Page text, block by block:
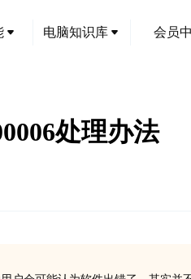
电脑知识库 会员
处理办法